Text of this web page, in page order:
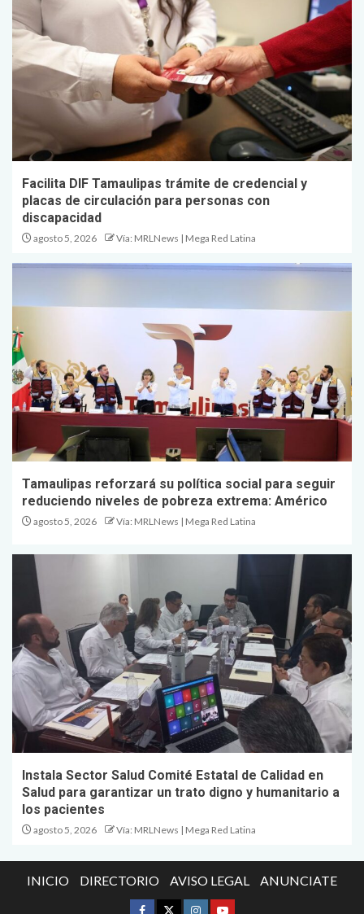
Facilita DIF Tamaulipas trámite de credencial y
placas de circulación para personas con
discapacidad
agosto 5, 2026 Vía: MRLNews | Mega Red Latina
Tamaulipas reforzará su política social para seguir
reduciendo niveles de pobreza extrema: Américo
agosto 5, 2026 Vía: MRLNews | Mega Red Latina
Instala Sector Salud Comité Estatal de Calidad en
Salud para garantizar un trato digno y humanitario a
los pacientes
agosto 5, 2026 Vía: MRLNews | Mega Red Latina
INICIO DIRECTORIO AVISO LEGAL ANUNCIATE